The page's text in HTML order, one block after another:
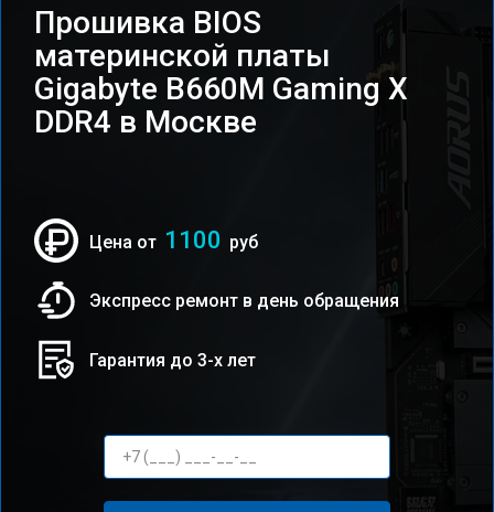
Прошивка BIOS
материнской платы
Gigabyte B660M Gaming X
DDR4 в Москве
Цена от 1100 руб
Экспресс ремонт в день обращения
Гарантия до 3-х лет